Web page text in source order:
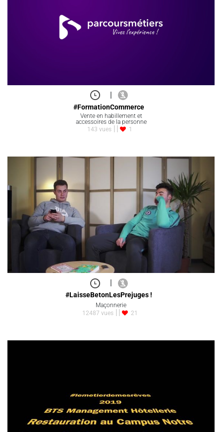
|
#FormationCommerce
Vente en habillement et
accessoires de la personne
143 vues
1
#LaisseBetonLesPrejuges !
Maçonnerie
12487 vues
21